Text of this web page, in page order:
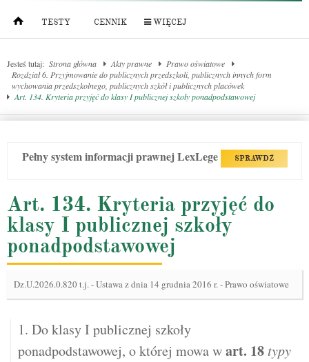
TESTY CENNIK WIĘCEJ
Jesteś tutaj: Strona główna Akty prawne
Prawo oświatowe
Rozdział 6. Przyjmowanie do publicznych przedszkoli, publicznych innych form
wychowania przedszkolnego, publicznych szkół i publicznych placówek
Art. 134. Kryteria przyjęć do klasy I publicznej szkoły ponadpodstawowej
Pełny system informacji prawnej LexLege SPRAWDŹ
Art. 134. Kryteria przyjęć do
klasy I publicznej szkoły
ponadpodstawowej
Dz.U.2026.0.820 t.j.-Ustawa z dnia 14 grudnia 2016 r. - Prawo oświatowe
1. Do klasy I publicznej szkoły
ponadpodstawowej, o której mowa wart. 18 typy